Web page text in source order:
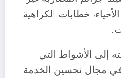
خطابات الكراهية
إلى الأشواط التي
مجال تحسين الخدمة